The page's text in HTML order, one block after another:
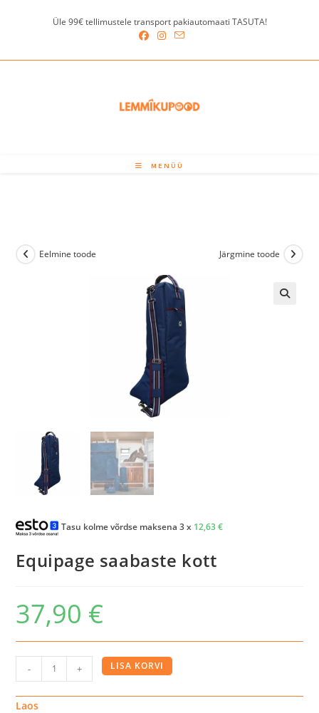
Üle 99€ tellimustele transport pakiautomaati TASUTA!
MENÜÜ
Eelmine toode Järgmine toode
Tasu kolme võrdse maksena 3 x 12,63€
Equipage saabaste kott
37,90 €
Equipage
saabaste
kott
- + LISA KORVI
Laos